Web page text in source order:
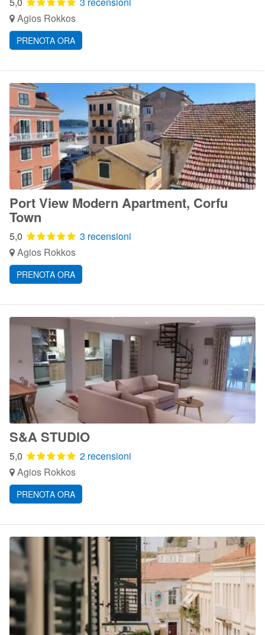
Agios Rokkos
PRENOTA ORA
Port View Modern Apartment, Corfu
Town
5,0
3 recensioni
Agios Rokkos
PRENOTA ORA
S&A STUDIO
5,0
2 recensioni
Agios Rokkos
PRENOTA ORA